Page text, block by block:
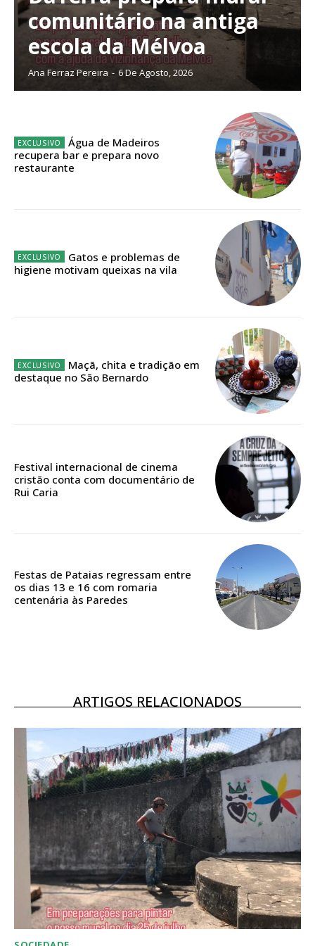
ASSINATURA
32
12 meses
Edição em papel entregue à Quinta-feira em sua
Acesso ao conteúdo online
Acesso aos conteúdos Exclusivos para
16€
Acesso aos conteúdos Exclusivos para
assinantes
comunitário na antiga
escola da Mélvoa
Ana Ferraz Pereira - 6 De Agosto, 2026
Água de Madeiros
recupera bar e prepara novo
restaurante
Gatos e problemas de
higiene motivam queixas na vila
Maçã, chita e tradição em
destaque no São Bernardo
Festival internacional de cinema
cristão conta com documentário de
Rui Caria
Festas de Pataias regressam entre
os dias 13 e 16 com romaria
centenária às Paredes
ARTIGOS RELACIONADOS